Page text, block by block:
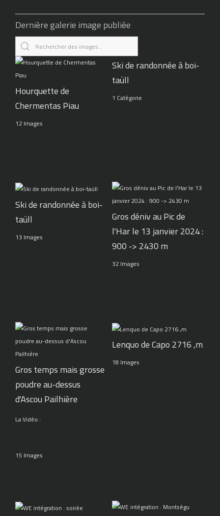
Dernière galerie image publiée
Hourquette de
Chermentas Piau
12 Images
Ski de randonnée à boi-
taüll
1 Catégorie
Ski de randonnée à boi-
taüll
13 Images
Gros déniv au Pic de
l'Har le 13 janvier 2024 :
900 -> 2430 m
32 Images
Gros temps mais grosse
poudre au-dessus
d'Ascou Pailhière
La Vidéo :
15 Images
Lenquo de Capo 2716 ,m
18 Images